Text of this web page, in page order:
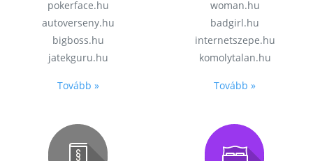
pokerface.hu
autoverseny.hu
bigboss.hu
jatekguru.hu
Tovább »
woman.hu
badgirl.hu
internetszepe.hu
komolytalan.hu
Tovább »